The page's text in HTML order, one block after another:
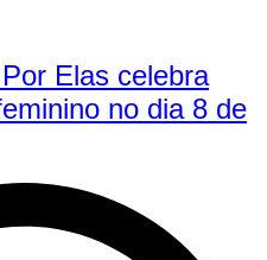
Elas celebra
no dia 8 de